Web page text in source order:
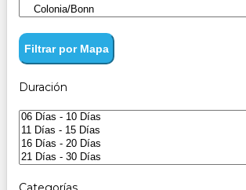
Filtrar por Mapa
Duración